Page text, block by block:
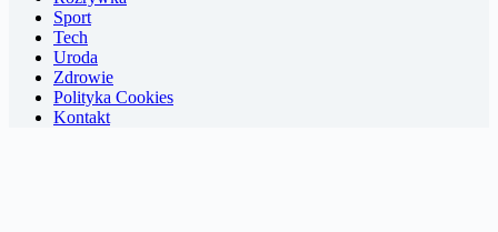
Sport
Tech
Uroda
Zdrowie
Polityka Cookies
Kontakt